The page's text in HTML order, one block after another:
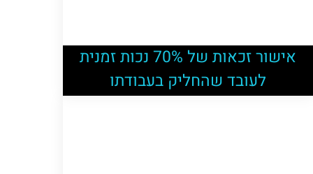
אישור זכאות של 70% נכות זמנית
לעובד שהחליק בעבודתו